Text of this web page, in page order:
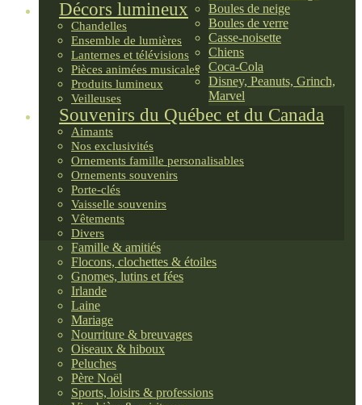
Décors lumineux
Chandelles
Ensemble de lumières
Lanternes et télévisions
Pièces animées musicales
Produits lumineux
Veilleuses
Souvenirs du Québec et du Canada
Aimants
Nos exclusivités
Ornements famille personalisables
Ornements souvenirs
Porte-clés
Vaisselle souvenirs
Vêtements
Divers
Boules de neige
Boules de verre
Casse-noisette
Chiens
Coca-Cola
Disney, Peanuts, Grinch,
Marvel
Famille & amitiés
Flocons, clochettes & étoiles
Gnomes, lutins et fées
Irlande
Laine
Mariage
Nourriture & breuvages
Oiseaux & hiboux
Peluches
Père Noël
Sports, loisirs & professions